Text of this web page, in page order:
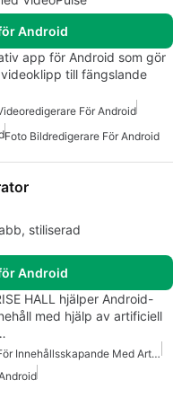
Android
app för Android som gör
till fängslande
För Android
Foto Bildredigerare För Android
stiliserad
Android
HALL hjälper Android-
med hjälp av artificiell
Appar För Innehållsskapande Med Artificiell Intelligens